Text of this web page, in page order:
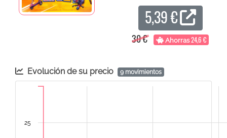
5,39 €
30 € Ahorras24,6 €
Evolución de su precio 9 movimientos
25